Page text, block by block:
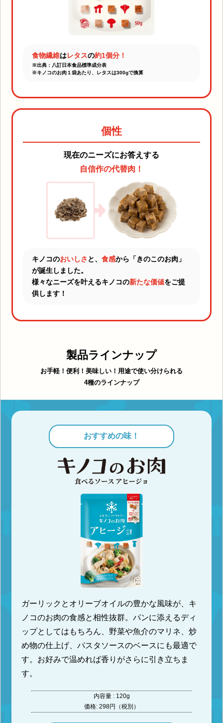
食物繊維はレタスの約1個分！
※出典：八訂日本食品標準成分表
※キノコのお肉１袋あたり、レタスは300gで換算
個性
現在のニーズにお答えする
自信作の代替肉！
キノコのおいしさ と、食感から「きのこのお肉」
が誕生しました。
様々なニーズを叶えるキノコの新たな価値をご提
供します！
製品ラインナップ
お手軽！便利！美味しい！用途で使い分けられる
4種のラインナップ
おすすめの味！
ガーリックとオリーブオイルの豊かな風味が、キ
ノコのお肉の食感と相性抜群。パンに添えるディ
ップとしてはもちろん、野菜や魚介のマリネ、炒
め物の仕上げ、パスタソースのベースにも最適で
す。お好みで温めれば香りがさらに引き立ちま
す。
内容量 : 120g
価格: 298円（税別）